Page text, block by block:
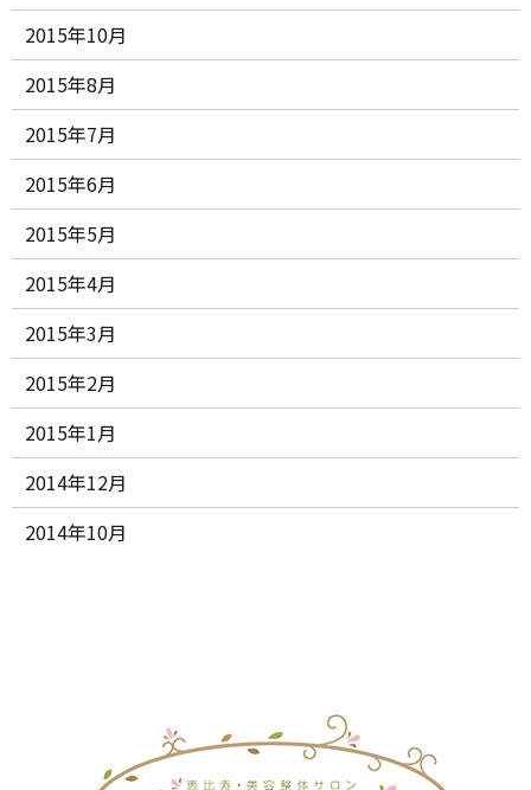
2015年10月
2015年8月
2015年7月
2015年6月
2015年5月
2015年4月
2015年3月
2015年2月
2015年1月
2014年12月
2014年10月